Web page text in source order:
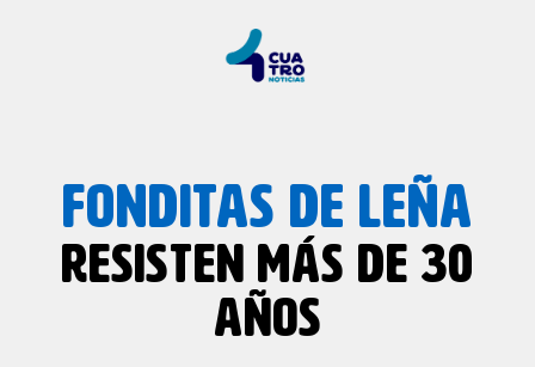
FONDITAS DE LEÑA
RESISTEN MÁS DE 30
AÑOS